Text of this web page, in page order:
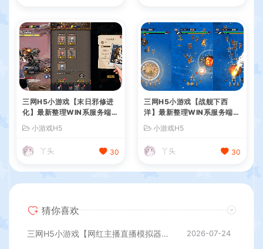
三网H5小游戏【末日邪修进
化】最新整理WIN系服务端+
Linux手工服务端+详细搭建
教程
小游戏H5
丫头 30
三网H5小游戏【战舰下西
洋】最新整理WIN系服务端+
Linux手工服务端+详细搭建
教程
小游戏H5
丫头 30
猜你喜欢
三网H5小游戏【网红主播直播模拟器】最新整理WIN系服务端+Linux手工服务端+详细搭建教程 2026-07-24